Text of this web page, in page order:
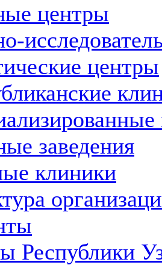
центры
центры
заведения
клиники
Республики